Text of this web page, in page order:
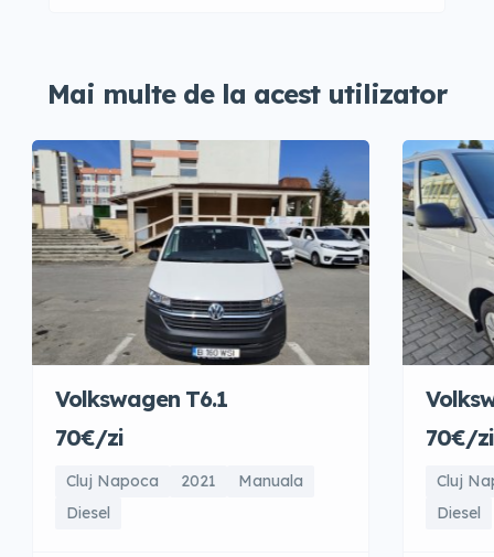
Mai multe de la acest utilizator
Volkswagen T6.1
70€/zi
Cluj Napoca 2021
Manuala
Diesel
70€/zi
Cluj
Diesel